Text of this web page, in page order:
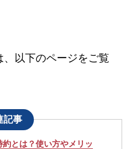
以下のページをご覧
記事
とは？使い方やメリッ